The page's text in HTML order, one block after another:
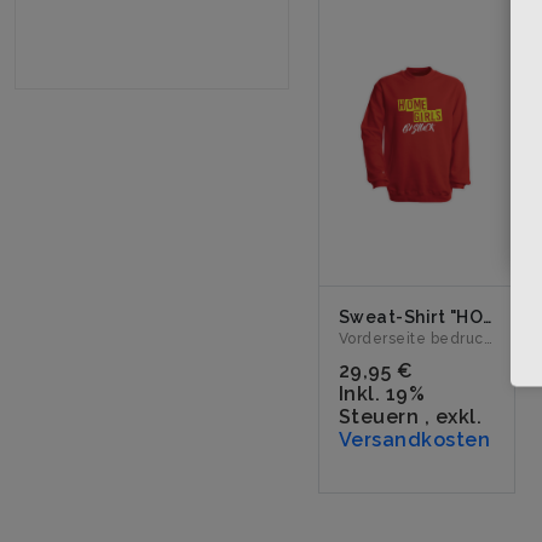
Sweat-Shirt "HOMEGIRLS" rot
Vorderseite bedruckt mit dem Logo "HOMEGIRLS". Erhältlich ...
29,95 €
Inkl. 19%
Steuern , exkl.
Versandkosten